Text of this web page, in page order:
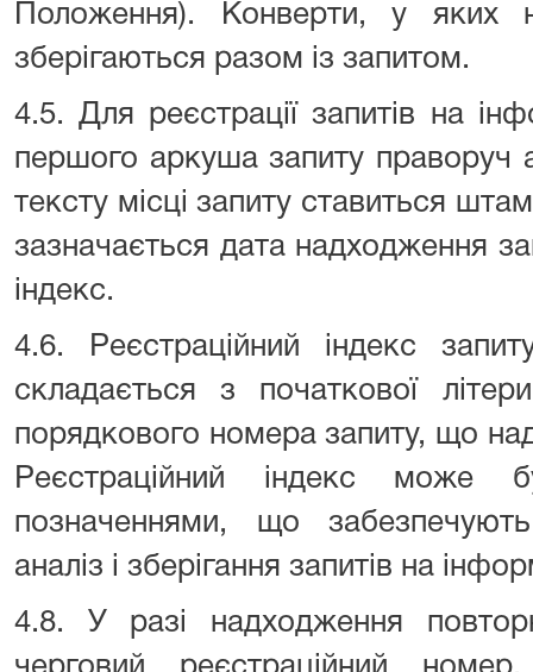
Положення). Конверти, у яких
зберігаються разом із запитом.
4.5. Для реєстрації запитів на
першого аркуша запиту праворуч
тексту місці запиту ставиться
зазначається дата надходження
індекс.
4.6. Реєстраційний індекс
складається з початкової
порядкового номера запиту, що
Реєстраційний індекс може
позначеннями, що
аналіз і зберігання запитів на
4.8. У разі надходження